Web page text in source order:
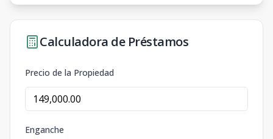
Calculadora de Préstamos
Precio de la Propiedad
Enganche